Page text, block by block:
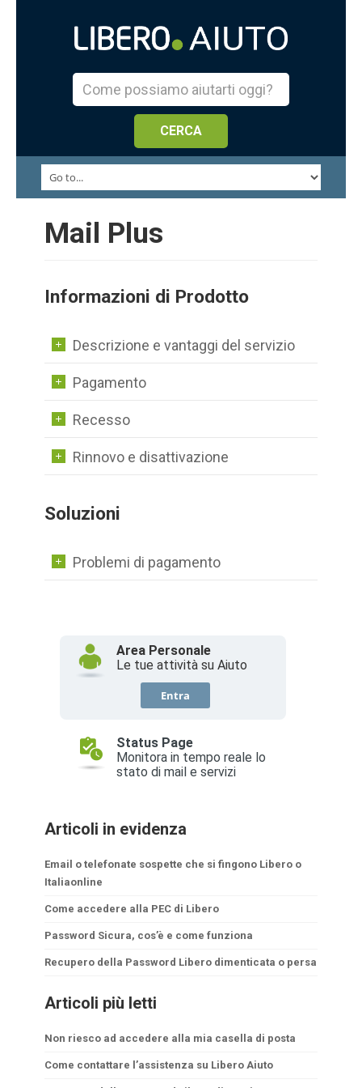
Mail Plus
Informazioni di Prodotto
Descrizione e vantaggi del servizio
Pagamento
Recesso
Rinnovo e disattivazione
Soluzioni
Problemi di pagamento
Articoli in evidenza
Email o telefonate sospette che si fingono Libero o
Italiaonline
Come accedere alla PEC di Libero
Password Sicura, cos’è e come funziona
Recupero della Password Libero dimenticata o persa
Articoli più letti
Non riesco ad accedere alla mia casella di posta
Come contattare l’assistenza su Libero Aiuto